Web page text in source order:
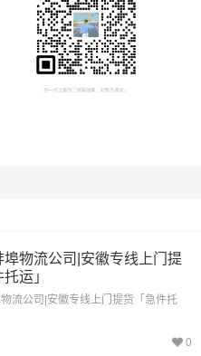
埠物流公司|安徽专线上门提
运」
流公司|安徽专线上门提货「急件托
0